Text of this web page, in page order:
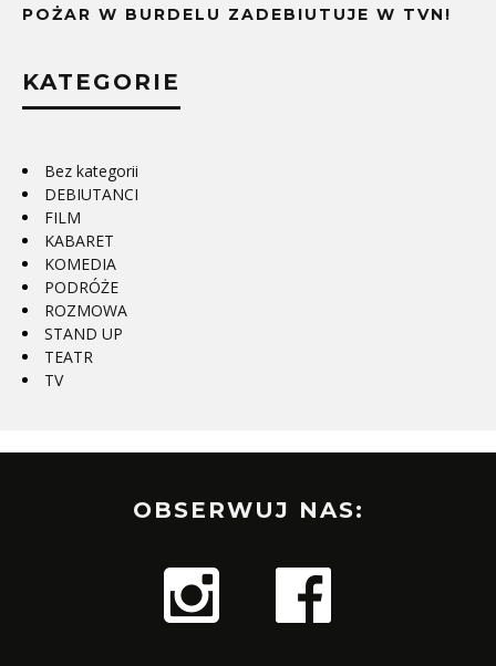
POŻAR W BURDELU ZADEBIUTUJE W TVN!
KATEGORIE
Bez kategorii
DEBIUTANCI
FILM
KABARET
KOMEDIA
PODRÓŻE
ROZMOWA
STAND UP
TEATR
TV
OBSERWUJ NAS: